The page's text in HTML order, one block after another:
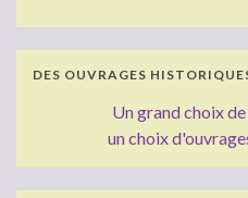
DES OUVRAGES
Un grand choix
un choix